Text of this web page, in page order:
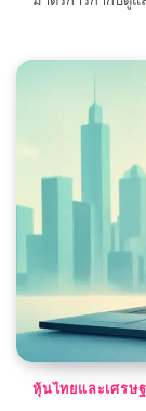
หุ้นไทยและเศรษ